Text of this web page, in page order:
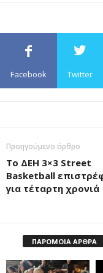
Facebook Twitter
Προηγούμενο άρθρο
Το ΔΕΗ 3×3 Street
Basketball
για τέταρτη χρονιά
ΠΑΡΟΜΟΙΑ ΑΡΘΡΑ